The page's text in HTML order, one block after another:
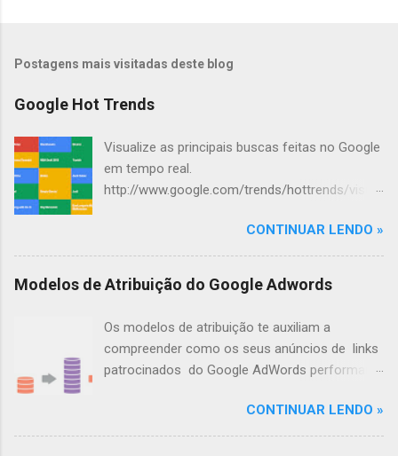
Postagens mais visitadas deste blog
Google Hot Trends
Visualize as principais buscas feitas no Google
em tempo real.
http://www.google.com/trends/hottrends/visual
CONTINUAR LENDO »
Modelos de Atribuição do Google Adwords
Os modelos de atribuição te auxiliam a
compreender como os seus anúncios de links
patrocinados do Google AdWords performam,
Ilustrando os Modelos de Atribuição Você vai a
uma lanchonete e decide comer tudo o que
CONTINUAR LENDO »